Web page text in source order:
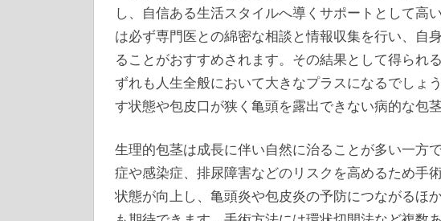
し、自信ある生活スタイルへ導くサポートとして高
は必ず専門医との綿密な相談と情報収集を行い、自
ることがおすすめされます。その結果として得られ
ずれも人生全般において大きなプラスになるでしょ
す状態や包皮口が狭く亀頭を露出できない病的な包
生理的包茎は成長に伴い自然に治ることが多い一方
症や感染症、排尿障害などのリスクを高めるため手
状態が向上し、亀頭炎や包皮炎の予防につながるほ